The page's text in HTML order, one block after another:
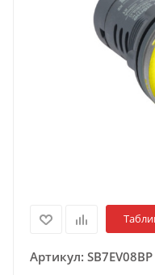
Артикул: SB7EV08BP